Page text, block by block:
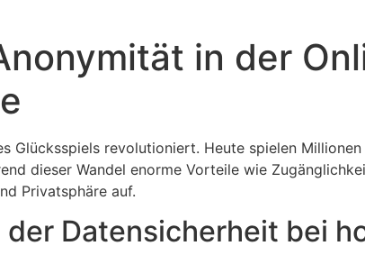
in der
Glücksspiels revolutioniert. Heute spielen
dieser Wandel enorme Vorteile wie
Privatsphäre auf.
Datensicherheit bei